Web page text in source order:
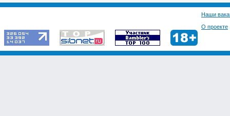
Наши
О проекте